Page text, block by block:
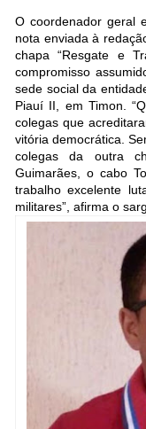
O coordenador geral
nota enviada à
chapa “Resgate e
compromisso
sede social da
Piauí II, em Timon.
colegas que
vitória democrática.
colegas da outra
Guimarães, o cabo
trabalho excelente
militares”, afirma o